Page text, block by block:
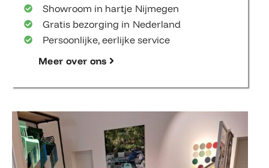
Showroom in hartje Nijmegen
Gratis bezorging in Nederland
Persoonlijke, eerlijke service
Meer over ons